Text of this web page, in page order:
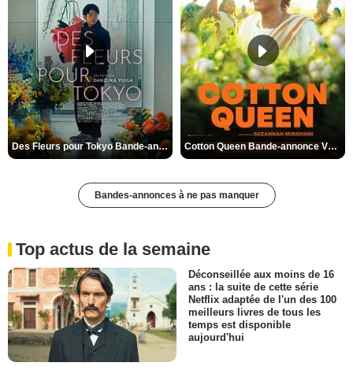
Des Fleurs pour Tokyo Bande-annonce VO STFR Cotton Queen Bande-annonce VO STFR
Bandes-annonces à ne pas manquer
Top actus de la semaine
Déconseillée aux moins de 16
ans : la suite de cette série
Netflix adaptée de l'un des 100
meilleurs livres de tous les
temps est disponible
aujourd'hui